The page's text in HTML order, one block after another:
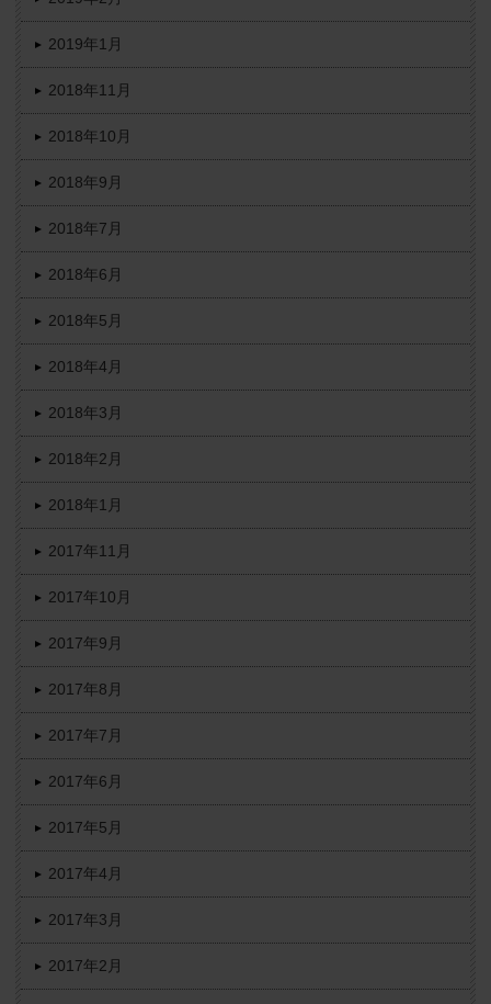
2019年1月
2018年11月
2018年10月
2018年9月
2018年7月
2018年6月
2018年5月
2018年4月
2018年3月
2018年2月
2018年1月
2017年11月
2017年10月
2017年9月
2017年8月
2017年7月
2017年6月
2017年5月
2017年4月
2017年3月
2017年2月